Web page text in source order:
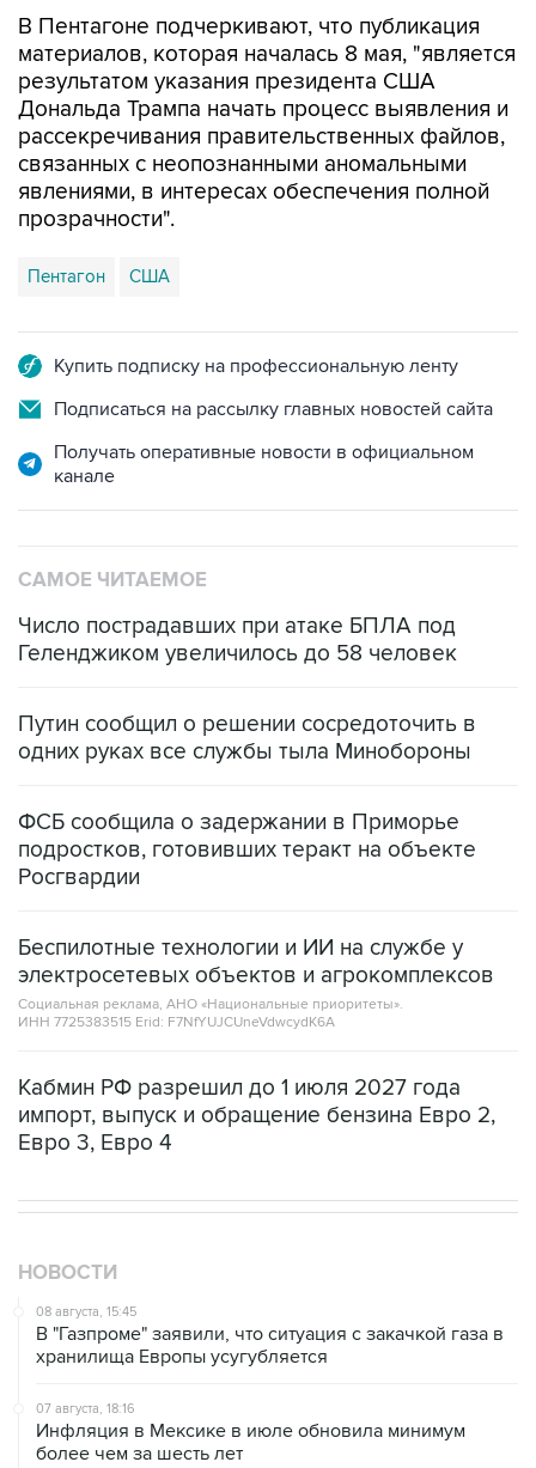
В Пентагоне подчеркивают, что публикация
материалов, которая началась 8 мая, "является
результатом указания президента США
Дональда Трампа начать процесс выявления и
рассекречивания правительственных файлов,
связанных с неопознанными аномальными
явлениями, в интересах обеспечения полной
прозрачности".
Пентагон США
Купить подписку на профессиональную ленту
Подписаться на рассылку главных новостей сайта
Получать оперативные новости в официальном
канале
САМОЕ ЧИТАЕМОЕ
Число пострадавших при атаке БПЛА под
Геленджиком увеличилось до 58 человек
Путин сообщил о решении сосредоточить в
одних руках все службы тыла Минобороны
ФСБ сообщила о задержании в Приморье
подростков, готовивших теракт на объекте
Росгвардии
Беспилотные технологии и ИИ на службе у
электросетевых объектов и агрокомплексов
Социальная реклама, АНО «Национальные приоритеты».
ИНН 7725383515 Erid: F7NfYUJCUneVdwcydK6A
Кабмин РФ разрешил до 1 июля 2027 года
импорт, выпуск и обращение бензина Евро 2,
Евро 3, Евро 4
НОВОСТИ
08 августа, 15:45
В "Газпроме" заявили, что ситуация с закачкой газа в
хранилища Европы усугубляется
07 августа, 18:16
Инфляция в Мексике в июле обновила минимум
более чем за шесть лет